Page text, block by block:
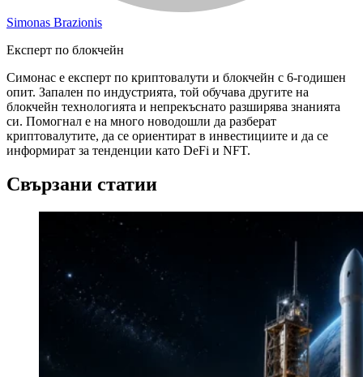
Simonas Brazionis
Експерт по блокчейн
Симонас е експерт по криптовалути и блокчейн с 6-годишен
опит. Запален по индустрията, той обучава другите на
блокчейн технологията и непрекъснато разширява знанията
си. Помогнал е на много новодошли да разберат
криптовалутите, да се ориентират в инвестициите и да се
информират за тенденции като DeFi и NFT.
Свързани статии